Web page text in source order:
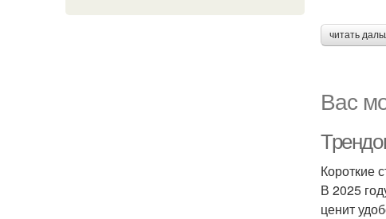
читать
Вас
Короткие
В 2025
ценит